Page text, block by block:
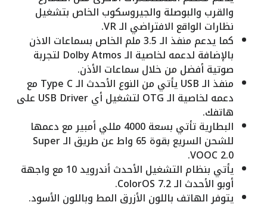
والقرب والبوصلة والجيروسكوب الخاص بتشغيل
نظارات الواقع الافتراضي الـ VR.
كما يدعم منفذ الـ 3.5 ملم الخاص بسماعات الاذن
بالإضافة لدعمه لخاصية الـ Dolby Atmos لتجربة
صوتية أفضل من خلال سماعات الأذن.
منفذ الـ USB يأتي من النوع الأحدث الـ Type C مع
دعمه لخاصية الـ OTG لتشغيل أي USB Driver على
هاتفك.
البطارية تأتي بسعة 4000 مللي أمبير مع دعمها
للشحن السريع بقوة 65 واط عن طريق الـ Super
VOOC 2.0.
يأتي بنظام التشغيل الأحدث أندرويد 10 مع واجهة
أوبو الأحدث الـ ColorOS 7.2.
يتوفر الهاتف باللون الأزرق المط وباللون الأسود.